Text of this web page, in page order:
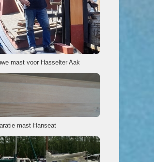
mast voor Hasselter Aak
mast Hanseat